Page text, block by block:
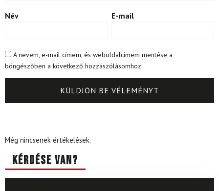
Név E-mail
A nevem, e-mail címem, és weboldalcímem mentése a
böngészőben a következő hozzászólásomhoz.
Még nincsenek értékelések.
Kérdése van?